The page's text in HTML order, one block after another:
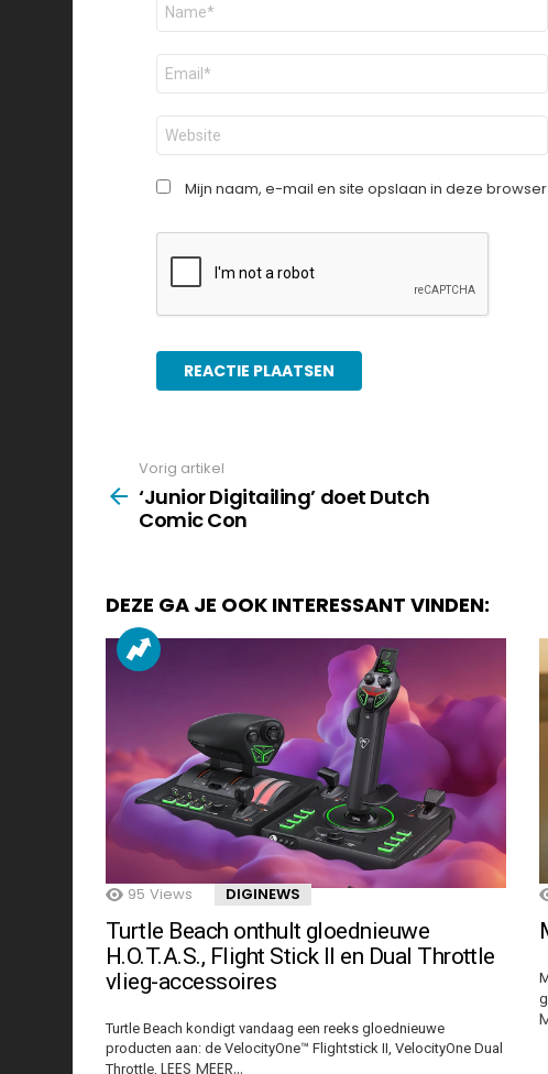
E-
mail
*
Site
Mijn naam, e-mail en site opslaan in deze
more
Vorig artikel
‘Junior Digitailing’ doet Dutch
Comic Con
DEZE GA JE OOK INTERESSANT VINDEN:
95 Views DIGINEWS
Turtle Beach onthult gloednieuwe
H.O.T.A.S., Flight Stick II en Dual Throttle
vlieg-accessoires
Turtle Beach kondigt vandaag een reeks gloednieuwe
producten aan: de VelocityOne™ Flightstick II, VelocityOne Dual
Throttle, LEES MEER…